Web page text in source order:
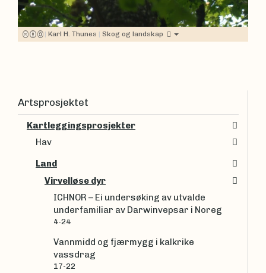
| Karl H. Thunes | Skog og landskap
Artsprosjektet
Kartleggingsprosjekter
Hav
Land
Virvelløse dyr
ICHNOR – Ei undersøking av utvalde
underfamiliar av Darwinvepsar i Noreg
4-24
Vannmidd og fjærmygg i kalkrike
vassdrag
17-22